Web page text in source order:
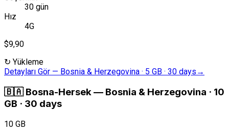
30 gün
Hız
4G
$9,90
↻ Yükleme
Detayları Gör — Bosnia & Herzegovina · 5 GB · 30 days →
🇧🇦 Bosna-Hersek— Bosnia & Herzegovina · 10
GB · 30 days
10 GB